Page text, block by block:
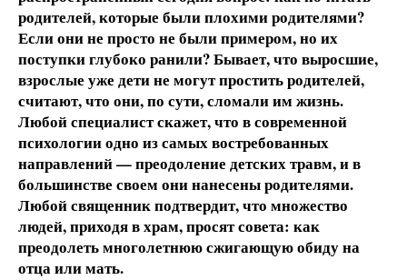
родителей, которые были плохими родителями?
Если они не просто не были примером, но их
поступки глубоко ранили? Бывает, что выросшие,
взрослые уже дети не могут простить родителей,
считают, что они, по сути, сломали им жизнь.
Любой специалист скажет, что в современной
психологии одно из самых востребованных
направлений — преодоление детских травм, и в
большинстве своем они нанесены родителями.
Любой священник подтвердит, что множество
людей, приходя в храм, просят совета: как
преодолеть многолетнюю сжигающую обиду на
отца или мать.